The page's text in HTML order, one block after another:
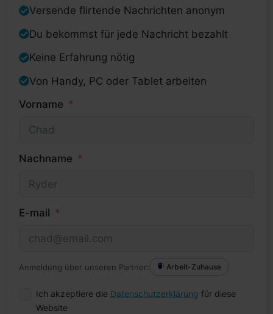
Versende flirtende Nachrichten anonym
Du bekommst für jede Nachricht bezahlt
Keine Erfahrung nötig
Von Handy, PC oder Tablet arbeiten
Vorname
Nachname
E-mail
Anmeldung über unseren Partner: Arbeit-Zuhause
Ich akzeptiere die Datenschutzerklärung für diese
Website